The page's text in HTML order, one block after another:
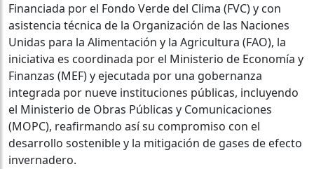
Financiada por el Fondo Verde del Clima (FVC) y con
asistencia técnica de la Organización de las Naciones
Unidas para la Alimentación y la Agricultura (FAO), la
iniciativa es coordinada por el Ministerio de Economía y
Finanzas (MEF) y ejecutada por una gobernanza
integrada por nueve instituciones públicas, incluyendo
el Ministerio de Obras Públicas y Comunicaciones
(MOPC), reafirmando así su compromiso con el
desarrollo sostenible y la mitigación de gases de efecto
invernadero.